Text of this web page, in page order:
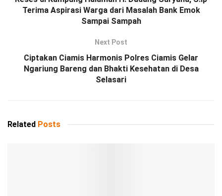
Terima Aspirasi Warga dari Masalah Bank Emok
Sampai Sampah
Next Post
Ciptakan Ciamis Harmonis Polres Ciamis Gelar
Ngariung Bareng dan Bhakti Kesehatan di Desa
Selasari
Related Posts